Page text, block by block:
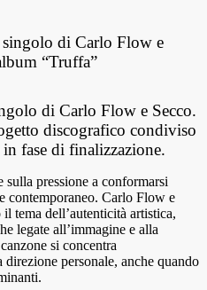
di Carlo Flow e
“Truffa”
di Carlo Flow e Secco.
discografico condiviso
fase di finalizzazione.
pressione a conformarsi
contemporaneo. Carlo Flow e
tema dell’autenticità artistica,
legate all’immagine e alla
si concentra
personale, anche quando